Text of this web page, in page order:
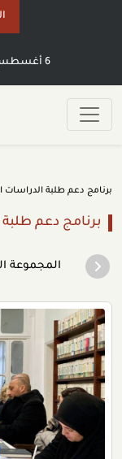
6 أغسطس 2026
برنامج دعم طلبة الدراسات
برنامج دعم طلبة
المجموعة